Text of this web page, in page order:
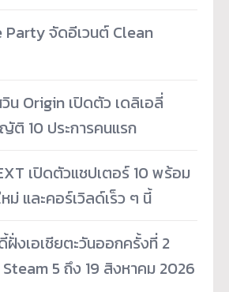
Party จัดอีเวนต์ Clean
น Origin เปิดตัว เดลิเอลี่
10 ประการคนแรก
เปิดตัวแชปเตอร์ 10 พร้อม
ม่ และคอร์เวิลด์เร็ว ๆ นี้
ฝั่งเอเชียตะวันออกครั้งที่ 2
5 ถึง 19 สิงหาคม 2026